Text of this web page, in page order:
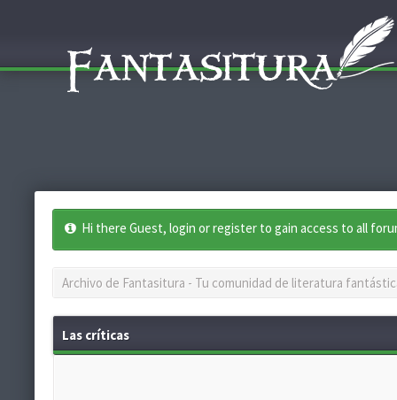
Hi there Guest, login or register to gain access to all
Archivo de Fantasitura - Tu comunidad de literatura
Las críticas